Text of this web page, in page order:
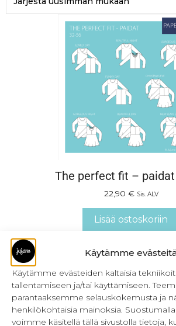
Käytämme
Käytämme evästeiden kaltaisia
tallentamiseen ja/tai käyttämiseen.
parantaaksemme selauskokemusta ja
henkilökohtaisia mainoksia.
voimme käsitellä tällä sivustolla tietoja,
The perfect fit –
22,90 € Sis. ALV
Lisää ostoskoriin